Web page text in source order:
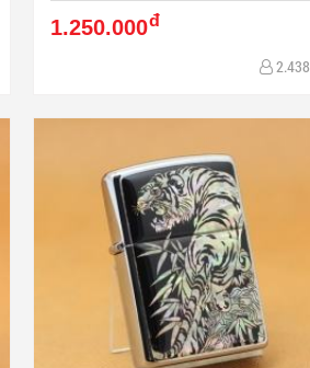
1.250.000đ
2.438